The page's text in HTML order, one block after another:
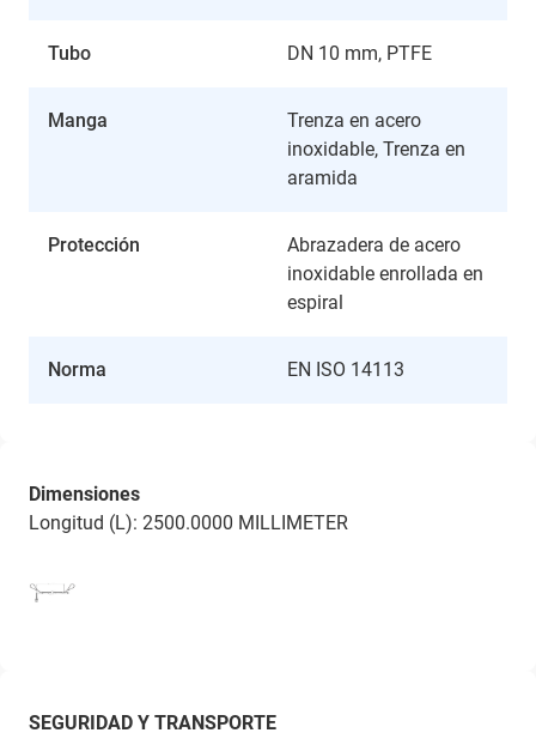
Tubo DN 10 mm, PTFE
Manga
Trenza en acero
inoxidable, Trenza en
aramida
Protección
Abrazadera de acero
inoxidable enrollada en
espiral
Norma EN ISO 14113
Dimensiones
Longitud (L): 2500.0000 MILLIMETER
SEGURIDAD Y TRANSPORTE